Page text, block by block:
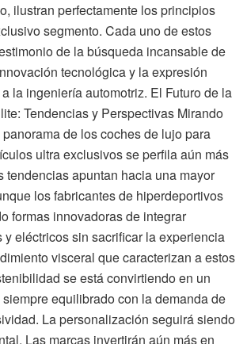
ilustran perfectamente los principios
segmento. Cada uno de estos
de la búsqueda incansable de
tecnológica y la expresión
la ingeniería automotriz. El Futuro de la
Tendencias y Perspectivas Mirando
de los coches de lujo para
ultra exclusivos se perfila aún más
tendencias apuntan hacia una mayor
los fabricantes de hiperdeportivos
formas innovadoras de integrar
y eléctricos sin sacrificar la experiencia
visceral que caracterizan a estos
se está convirtiendo en un
equilibrado con la demanda de
La personalización seguirá siendo
Las marcas invertirán aún más en